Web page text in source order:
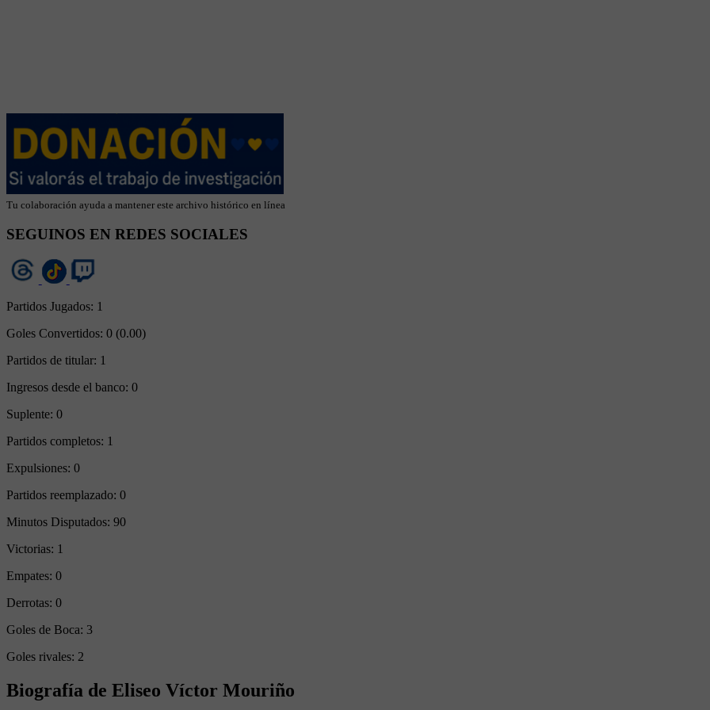
Tu colaboración ayuda a mantener este archivo histórico en línea
SEGUINOS EN REDES SOCIALES
Partidos Jugados: 1
Goles Convertidos: 0 (0.00)
Partidos de titular: 1
Ingresos desde el banco: 0
Suplente: 0
Partidos completos: 1
Expulsiones: 0
Partidos reemplazado: 0
Minutos Disputados: 90
Victorias: 1
Empates: 0
Derrotas: 0
Goles de Boca: 3
Goles rivales: 2
Biografía de Eliseo Víctor Mouriño